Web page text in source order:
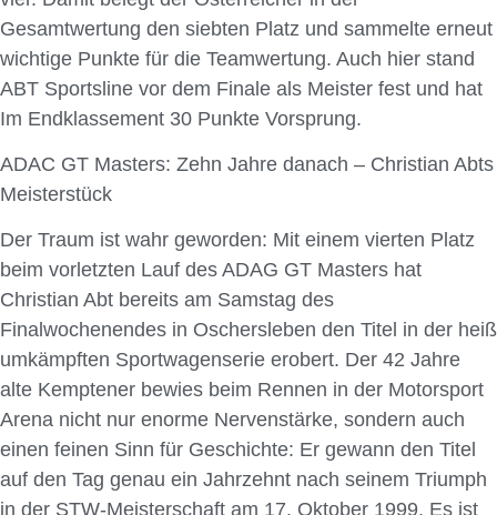
Gesamtwertung den siebten Platz und sammelte erneut
wichtige Punkte für die Teamwertung. Auch hier stand
ABT Sportsline vor dem Finale als Meister fest und hat
Im Endklassement 30 Punkte Vorsprung.
ADAC GT Masters: Zehn Jahre danach – Christian Abts
Meisterstück
Der Traum ist wahr geworden: Mit einem vierten Platz
beim vorletzten Lauf des ADAG GT Masters hat
Christian Abt bereits am Samstag des
Finalwochenendes in Oschersleben den Titel in der heiß
umkämpften Sportwagenserie erobert. Der 42 Jahre
alte Kemptener bewies beim Rennen in der Motorsport
Arena nicht nur enorme Nervenstärke, sondern auch
einen feinen Sinn für Geschichte: Er gewann den Titel
auf den Tag genau ein Jahrzehnt nach seinem Triumph
in der STW-Meisterschaft am 17. Oktober 1999. Es ist